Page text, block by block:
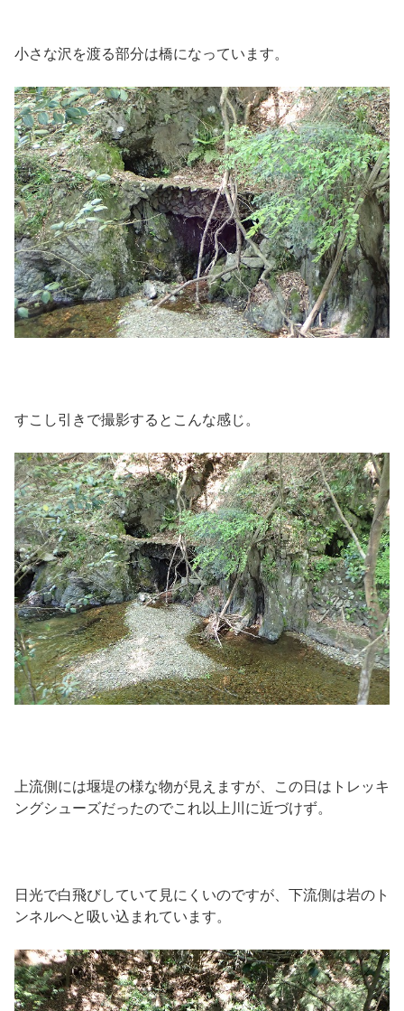
小さな沢を渡る部分は橋になっています。
すこし引きで撮影するとこんな感じ。
上流側には堰堤の様な物が見えますが、この日はトレッキ
ングシューズだったのでこれ以上川に近づけず。
日光で白飛びしていて見にくいのですが、下流側は岩のト
ンネルへと吸い込まれています。